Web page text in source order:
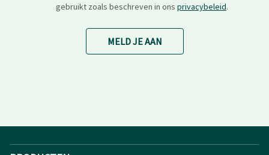
gebruikt zoals beschreven in ons privacybeleid.
MELD JE AAN